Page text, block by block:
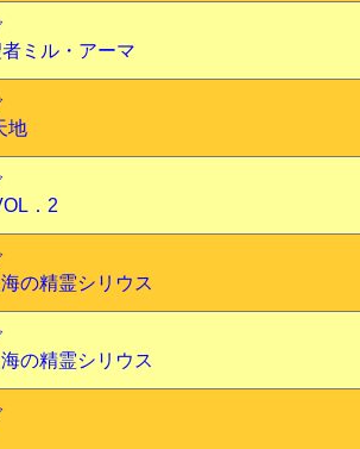
ミル・アーマ
地
．2
の精霊シリウス
の精霊シリウス